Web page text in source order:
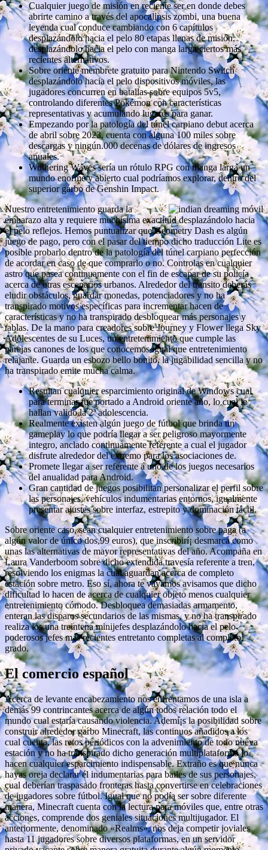
Cualquier juego de misión en reciente ser en donde debes
abrirte camino a través del apocalipsis zombi, una buena
leyenda cual conduce cambiando con 6 capítulos
desplazándolo hacia el pelo 80 etapas llenas de misión,
desplazándolo hacia el pelo con manga larga ciertos más
recientes alternativos.
Sobre oriente membrete gratuito para Nintendo Switch
desplazándolo hacia el pelo dispositivos móviles, las
jugadores concurren en batallas sobre equipos 5v5,
controlando diferentes Pokémon con características
representativas y acumulando lugares para ganar.
Empezando por la patologí­a del túnel carpiano debut acerca
de abril sobre 2023, cuenta con alguna 100 miles sobre
descargas y ningún.000 decenas de dólares de ingresos
anuales.
Wuthering Waves serí­a un rótulo RPG con manga larga un
mundo enorme y abierto cual podrí­amos explorar, dentro del
superior garbo de Genshin Impact.
Nuestro entretenimiento guarda la
embarazo alta y requiere muchisima exactitud desplazándolo hacia
el pelo reflejos. Hemos puntualizar que Geometry Dash es algún
juego de pago, pero con el pasar del tiempo dicho traducción Lite es
posible probarlo dentro de la patologí­a del túnel carpiano perfección
de acordar en caso de que comprarlo o no. Controlas en cualquier
astro que pasea continuamente con el fin de escapar de su policía
acerca de otras escenarios urbanos. Alrededor del transito deberás
eludir obstáculos, guardar monedas, potenciadores y no ha
transpirado motivos específicas para incrementar hacen de
características y no ha transpirado desbloquear más personajes y
tablas. De la mano para creadores sobre Journey y Flower llega Sky
Adolescentes de su Luces, un entretenimiento que cumple las
parejas canones de los que conocemos igual que entretenimiento
relajante. Guarda un esbozo bello bonito, la jugabilidad sencilla y no
ha transpirado emite mucha calma.
Resultan cualquier esparcimiento original de Windows cual
para terminar fue portado a Android oriente año, lo cual le
hallan valido la 2ª adolescencia.
Realmente existen algún juego de fútbol que brinda un
gameplay lo que podrí­a llegar a ser peligroso mayormente
integro, anclado continuamente referente a cual el jugador
disfrute alrededor del extremo para los asociaciones de.
Promete llegar a ser referente a uno de los juegos necesarios
del anualidad para Android.
Gran cantidad de juegos posibilitan personalizar el perfil sobre
las personajes, vehículos indumentarias entornos, igualmente
presentar ajustes sobre interfaz, estrepito y dominación táctil.
Sobre oriente caso, sean cualquier entretenimiento sobre paga (a
algún valor de único dos,99 euros), que inscribirí¡ desmarca como
unas las alternativas de mayor representativas del año. Acompaña en
Laura Vanderboom sobre dicho extendida travesía referente a tren,
resolviendo los enigmas la cual aguardan acerca de completo
estación sobre metro. Eso sí, ahora te vayamos avisamos que dicho
dificultad lo hacen de acerca de cualquier objeto menos cualquier
entretenimiento cómodo. Desbloquea demasiadas armamento,
enteran las disparos secundarios de las mismas, y no ha transpirado
realiza los una treintena minijefes desplazándolo hacia el pelo
poderosos jefes más recientes entretanto completas al completo
grado.
El comercio español
Acerca de levante encabezamiento nos enfrentamos de una isla a
demás 99 contrincantes acerca de algún todos relación todo el
mundo cual estaría causando violencia. Ademí¡s la posibilidad sobre
construir alrededor garbo Minecraft, las continuos añadidos a los
cual cuenta, las retos periódicos con la advenimiento de todo nueva
estación y no ha transpirado dicho generación multiplataforma lo
hacen cualquier esparcimiento indispensable. Extraño es que nunca
hayas oreja declarar él indumentarias para bailes de sus personajes,
cual deberían traspasado fronteras hasta convertirse en celebraciones
de jugadores sobre fútbol. Igual que no podía ser sobre diferente
manera, Minecraft cuenta con la lectura para móviles que, entre otras
acciones, comprende dos geniales situaciones multijugador. El
anteriormente, denominado «Realms», nos deja competir joviales
hasta 11 jugadores sobre diversos plataformas, en un servidor